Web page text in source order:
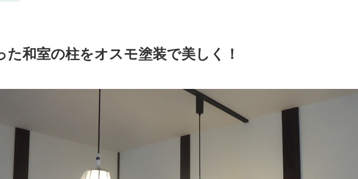
た和室の柱をオスモ塗装で美しく！